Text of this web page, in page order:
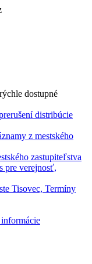
dostupné
distribúcie
z mestského
zastupiteľstva
pre verejnosť,
Tisovec, Termíny